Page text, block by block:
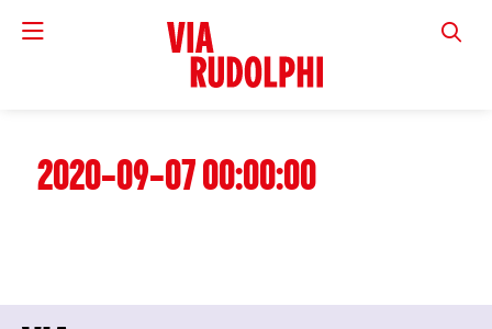
VIA
2020-09-07 00:00:00